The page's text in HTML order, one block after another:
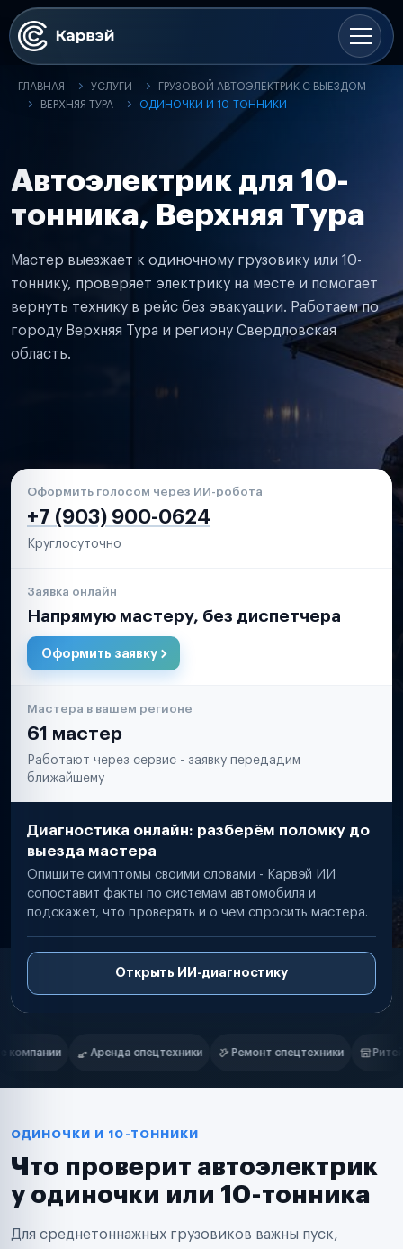
ГЛАВНАЯ УСЛУГИ
ГРУЗОВОЙ АВТОЭЛЕКТРИК С ВЫЕЗДОМ
ВЕРХНЯЯ ТУРА
ОДИНОЧКИ И 10-ТОННИКИ
Автоэлектрик для 10-
тонника, Верхняя Тура
Мастер выезжает к одиночному грузовику или 10-
тоннику, проверяет электрику на месте и помогает
вернуть технику в рейс без эвакуации. Работаем по
городу Верхняя Тура и региону Свердловская
область.
Оформить голосом через ИИ-робота
+7 (903) 900-0624
Круглосуточно
Заявка онлайн
Напрямую мастеру, без диспетчера
Оформить заявку
Мастера в вашем регионе
61 мастер
Работают через сервис - заявку передадим
ближайшему
Диагностика онлайн: разберём поломку до
выезда мастера
Опишите симптомы своими словами - Карвэй ИИ
сопоставит факты по системам автомобиля и
подскажет, что проверять и о чём спросить мастера.
Открыть ИИ-диагностику
Нам доверяют
Ремонт спецтехники Ритейл-сети Управляющие
Маркетплейсы
Таксопарки
Автодилеры
Поставщики запчастей
Аренда спецтехники
ОДИНОЧКИ И 10-ТОННИКИ
Что проверит автоэлектрик
у одиночки или 10-тонника
Для среднетоннажных грузовиков важны пуск,